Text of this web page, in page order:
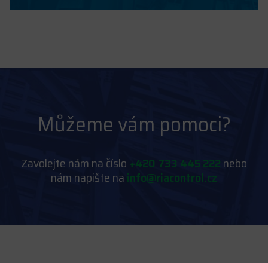
Můžeme vám pomoci?
Zavolejte nám na číslo+420 733 445 222nebo
nám napište nainfo@riacontrol.cz